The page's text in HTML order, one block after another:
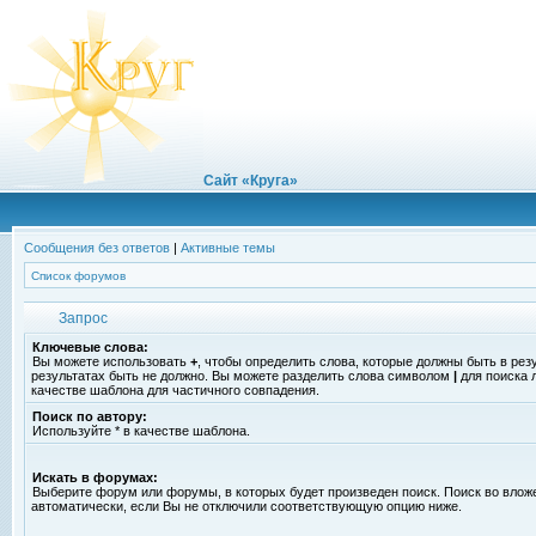
Сайт «Круга»
Сообщения без ответов | Активные темы
Список форумов
Запрос
Ключевые слова:
Вы можете использовать + , чтобы определить слова, которые должны быть в
результатах быть не должно. Вы можете разделить слова символом | для поиска
качестве шаблона для частичного совпадения.
Поиск по автору:
Используйте * в качестве шаблона.
Искать в форумах:
Выберите форум или форумы, в которых будет произведен поиск. Поиск во
автоматически, если Вы не отключили соответствующую опцию ниже.